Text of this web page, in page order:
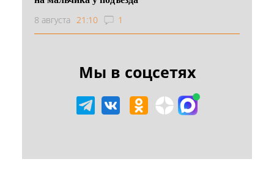
8 августа 21:10 1
Мы в соцсетях